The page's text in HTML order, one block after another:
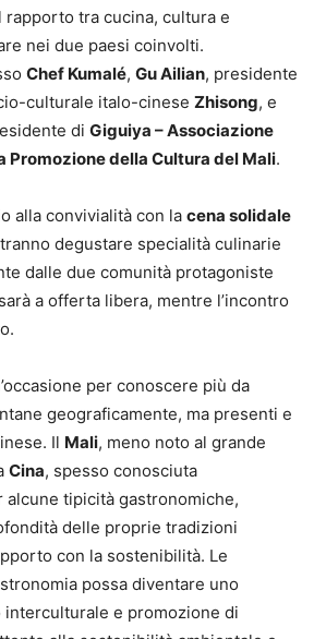
tra cucina, cultura e
nei due paesi coinvolti.
Chef Kumalé, Gu Ailian, presidente
culturale italo-cinese Zhisong, e
di Giguiya – Associazione
Promozione della Cultura del Mali.
alla convivialità con la cena solidale
degustare specialità culinarie
dalle due comunità protagoniste
a offerta libera, mentre l’incontro
per conoscere più da
geograficamente, ma presenti e
Il Mali, meno noto al grande
Cina, spesso conosciuta
tipicità gastronomiche,
delle proprie tradizioni
con la sostenibilità. Le
possa diventare uno
e promozione di